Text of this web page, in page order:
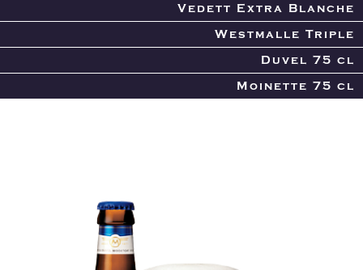
Vedett Extra Blanche
Westmalle Triple
Duvel 75 cl
Moinette 75 cl